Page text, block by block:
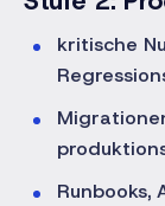
kritische